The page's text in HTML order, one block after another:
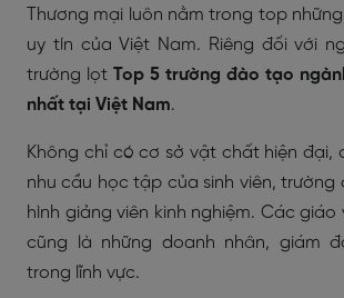
Thương mại luôn nằm trong top
uy tín của Việt Nam. Riêng đối với
trường lọt Top 5 trường đào tạo
nhất tại Việt Nam.
Không chỉ có cơ sở vật chất hiện đại,
nhu cầu học tập của sinh viên, trường
hình giảng viên kinh nghiệm. Các giáo
cũng là những doanh nhân, giám
trong lĩnh vực.